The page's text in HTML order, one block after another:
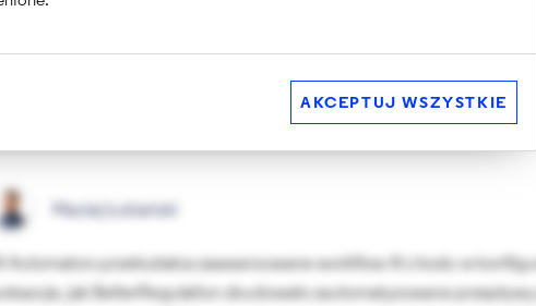
AI Automators w Drupalu. Jak tworzyć wieloetapowe
Maciej Łukiański
AI Automators przekształca zaawansowane workflow AI z kodu w
jak BetterRegulation zbudowało zautomatyzowane
AKCEPTUJ WSZYSTKIE